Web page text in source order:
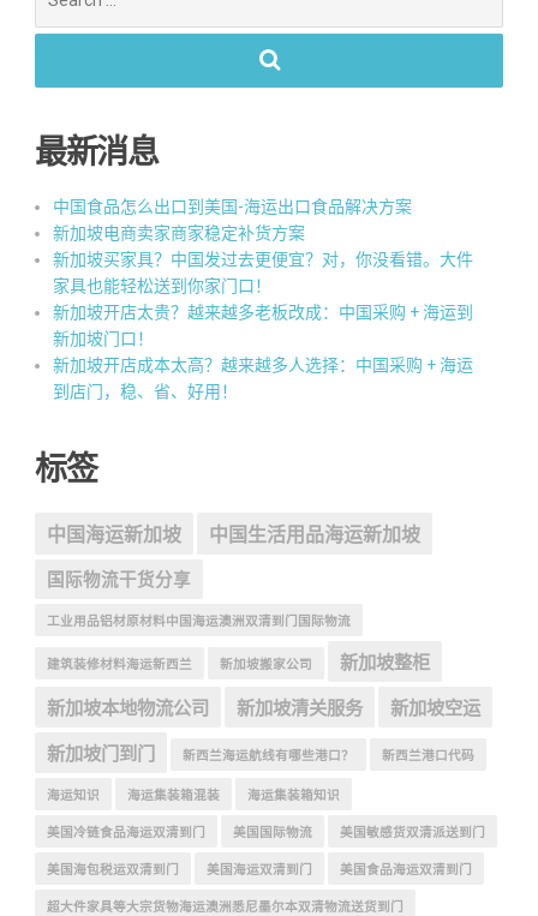
for:
最新消息
中国食品怎么出口到美国-海运出口食品解决方案
新加坡电商卖家商家稳定补货方案
新加坡买家具？中国发过去更便宜？对，你没看错。大件
家具也能轻松送到你家门口！
新加坡开店太贵？越来越多老板改成：中国采购 + 海运到
新加坡门口！
新加坡开店成本太高？越来越多人选择：中国采购 + 海运
到店门，稳、省、好用！
标签
中国海运新加坡 中国生活用品海运新加坡
国际物流干货分享
工业用品铝材原材料中国海运澳洲双清到门国际物流
建筑装修材料海运新西兰 新加坡搬家公司 新加坡整柜
新加坡本地物流公司 新加坡清关服务 新加坡空运
新加坡门到门 新西兰海运航线有哪些港口？ 新西兰港口代码
海运知识 海运集装箱混装 海运集装箱知识
美国冷链食品海运双清到门 美国国际物流 美国敏感货双清派送到门
美国海包税运双清到门 美国海运双清到门 美国食品海运双清到门
超大件家具等大宗货物海运澳洲悉尼墨尔本双清物流送货到门